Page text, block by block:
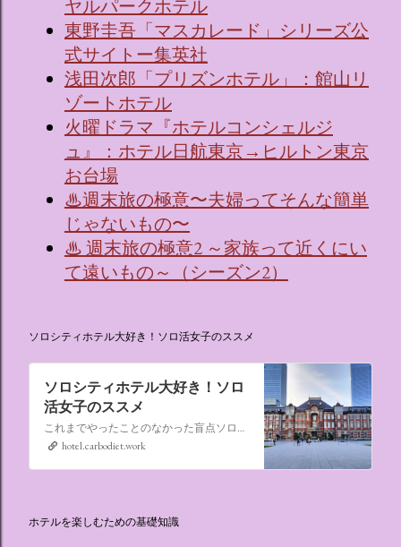
ヤルパークホテル
東野圭吾「マスカレード」シリーズ公
式サイトー集英社
浅田次郎「プリズンホテル」：館山リ
ゾートホテル
火曜ドラマ『ホテルコンシェルジ
ュ』：ホテル日航東京→ヒルトン東京
お台場
♨週末旅の極意〜夫婦ってそんな簡単
じゃないもの〜
♨ 週末旅の極意2 ～家族って近くにい
て遠いもの～（シーズン2）
ソロシティホテル大好き！ソロ活女子のススメ
ソロシティホテル大好き！ソロ
活女子のススメ
これまでやったことのなかった盲点ソロ活、“なんでもない日にシティホテルに泊まる”。ソロ活女子のススメ,ソロシティホテル
hotel.carbodiet.work
ホテルを楽しむための基礎知識